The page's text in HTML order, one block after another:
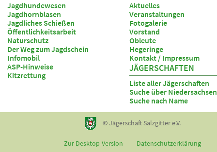
Jagdhundewesen
Jagdhornblasen
Jagdliches Schießen
Öffentlichkeitsarbeit
Naturschutz
Der Weg zum Jagdschein
Infomobil
ASP-Hinweise
Kitzrettung
Aktuelles
Veranstaltungen
Fotogalerie
Vorstand
Obleute
Hegeringe
Kontakt / Impressum
JÄGERSCHAFTEN
Liste aller Jägerschaften
Suche über
Suche nach Name
© Jägerschaft Salzgitter e.V.
Zur Desktop-Version Datenschutzerklärung